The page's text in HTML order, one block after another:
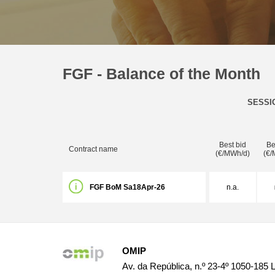
FGF - Balance of the Month
Contract name
Best bid
(€/MWh/d)
(€/
FGF BoM Sa18Apr-26 n.a.
OMIP
Av. da República, n.º 23-4º 1050-185